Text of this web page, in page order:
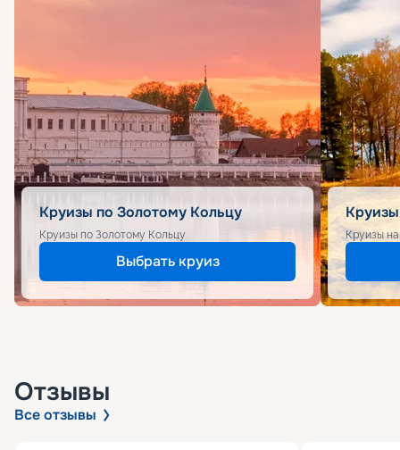
Круизы по Золотому Кольцу
Круизы по Золотому Кольцу
Выбрать круиз
Круизы
Отзывы
Все отзывы